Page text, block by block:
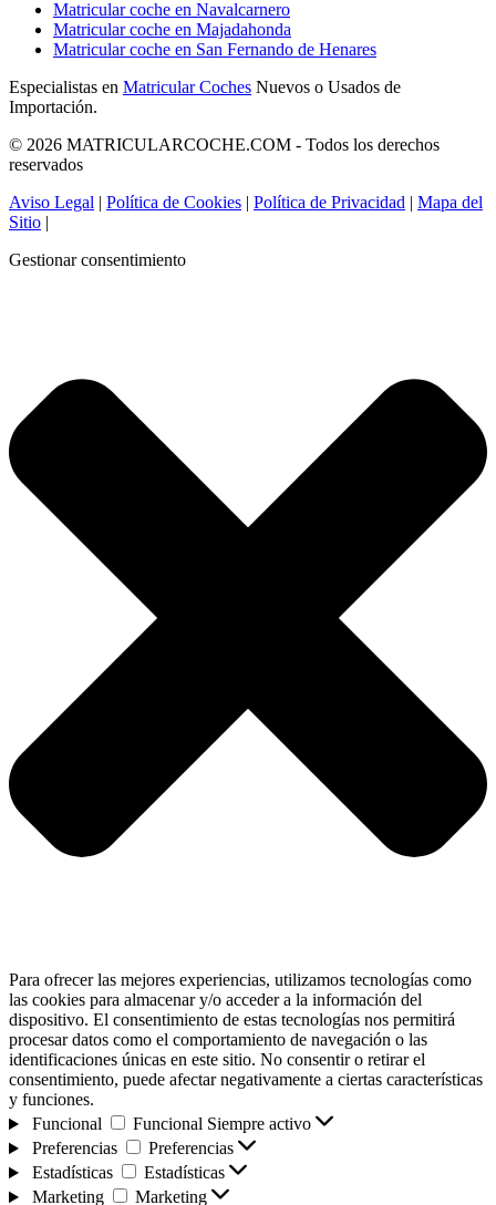
Matricular coche en Navalcarnero
Matricular coche en Majadahonda
Matricular coche en San Fernando de Henares
Especialistas en Matricular Coches Nuevos o Usados de
Importación.
© 2026 MATRICULARCOCHE.COM - Todos los derechos
reservados
Aviso Legal | Política de Cookies | Política de Privacidad | Mapa del
Sitio |
Gestionar consentimiento
Para ofrecer las mejores experiencias, utilizamos tecnologías como
las cookies para almacenar y/o acceder a la información del
dispositivo. El consentimiento de estas tecnologías nos permitirá
procesar datos como el comportamiento de navegación o las
identificaciones únicas en este sitio. No consentir o retirar el
consentimiento, puede afectar negativamente a ciertas características
y funciones.
Funcional
Funcional Siempre activo
Preferencias
Preferencias
Estadísticas
Estadísticas
Marketing
Marketing